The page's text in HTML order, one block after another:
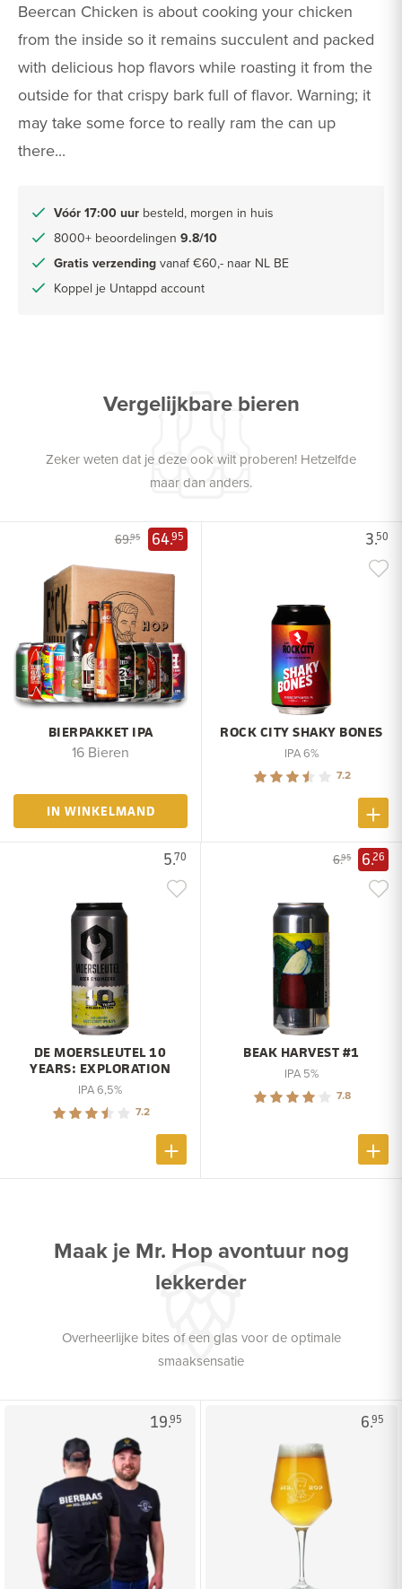
Beercan Chicken is about cooking your chicken
from the inside so it remains succulent and packed
with delicious hop flavors while roasting it from the
outside for that crispy bark full of flavor. Warning; it
may take some force to really ram the can up
there...
Vóór 17:00 uur besteld, morgen in huis
8000+ beoordelingen 9.8/10
Gratis verzending vanaf €60,- naar NL BE
Koppel je Untappd account
Vergelijkbare bieren
Zeker weten dat je deze ook wilt proberen! Hetzelfde
maar dan anders.
69.95 64.95
BIERPAKKET IPA
16 Bieren
IN WINKELMAND
3.50
ROCK CITY SHAKY BONES
IPA 6%
7.2
5.70
DE MOERSLEUTEL 10
YEARS: EXPLORATION
IPA 6,5%
7.2
6.95 6.26
BEAK HARVEST #1
IPA 5%
7.8
Maak je Mr. Hop avontuur nog
lekkerder
Overheerlijke bites of een glas voor de optimale
smaaksensatie
19.95 6.95